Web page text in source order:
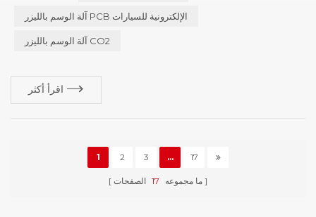
الوسم بالليزر ليست متماثلة تمامًا , المطبقة في PCB الإلكترونية للسيارات ,
آلة الوسم بالليزر PCB الإلكترونية للسيارات
آلة الوسم بالليزر CO2
اقرأ أكثر
1 2 3 ... 17
ما مجموعه 17 الصفحات